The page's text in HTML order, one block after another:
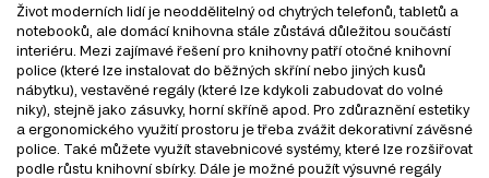
Život moderních lidí je neoddělitelný od chytrých telefonů, tabletů a
notebooků, ale domácí knihovna stále zůstává důležitou součástí
interiéru. Mezi zajímavé řešení pro knihovny patří otočné knihovní
police (které lze instalovat do běžných skříní nebo jiných kusů
nábytku), vestavěné regály (které lze kdykoli zabudovat do volné
niky), stejně jako zásuvky, horní skříně apod. Pro zdůraznění estetiky
a ergonomického využití prostoru je třeba zvážit dekorativní závěsné
police. Také můžete využít stavebnicové systémy, které lze rozšiřovat
podle růstu knihovní sbírky. Dále je možné použít výsuvné regály